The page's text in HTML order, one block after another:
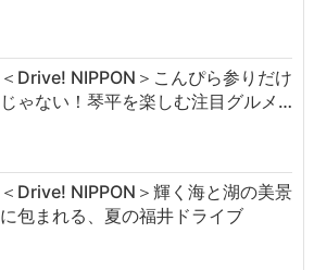
＜Drive! NIPPON＞こんぴら参りだけ
じゃない！琴平を楽しむ注目グルメ…
＜Drive! NIPPON＞輝く海と湖の美景
に包まれる、夏の福井ドライブ